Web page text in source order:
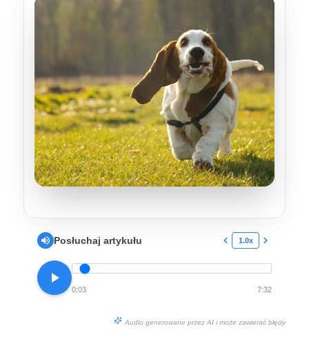
Posłuchaj artykułu 1.0x
0:03 7:32
Audio generowane przez AI i może zawierać błędy